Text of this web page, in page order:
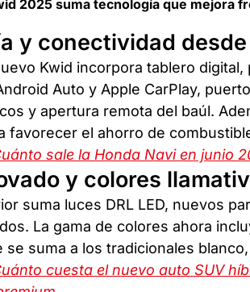
2025 suma tecnología que mejora
y conectividad
Kwid incorpora tablero digital,
Auto y Apple CarPlay,
y apertura remota del baúl.
favorecer el ahorro de
sale la Honda Navi en junio
y colores
suma luces DRL LED, nuevos
La gama de colores ahora
se suma a los tradicionales
cuesta el nuevo auto SUV